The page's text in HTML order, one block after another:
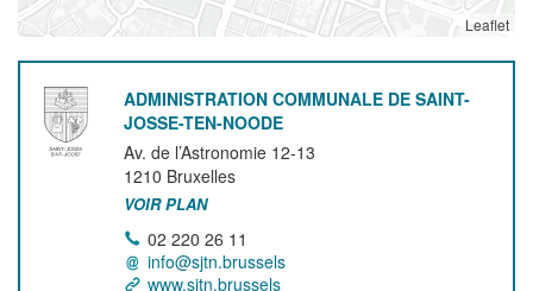
Leaflet
ADMINISTRATION COMMUNALE DE SAINT-
JOSSE-TEN-NOODE
Av. de l’Astronomie 12-13
1210 Bruxelles
VOIR PLAN
02 220 26 11
info@sjtn.brussels
www.sjtn.brussels